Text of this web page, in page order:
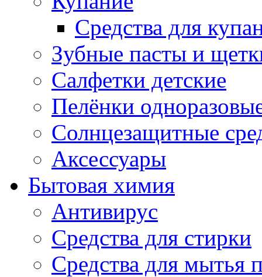
Средства для
Зубные пасты и
Салфетки детские
Пелёнки
Солнцезащитные
Аксессуары
Бытовая химия
Антивирус
Средства для стирки
Средства для мытья